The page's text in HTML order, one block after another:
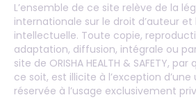
L’ensemble de ce site relève de la
internationale sur le droit d’auteur
intellectuelle. Toute copie,
adaptation, diffusion, intégrale ou
site de ORISHA HEALTH & SAFETY,
ce soit, est illicite à l’exception
réservée à l’usage exclusivement